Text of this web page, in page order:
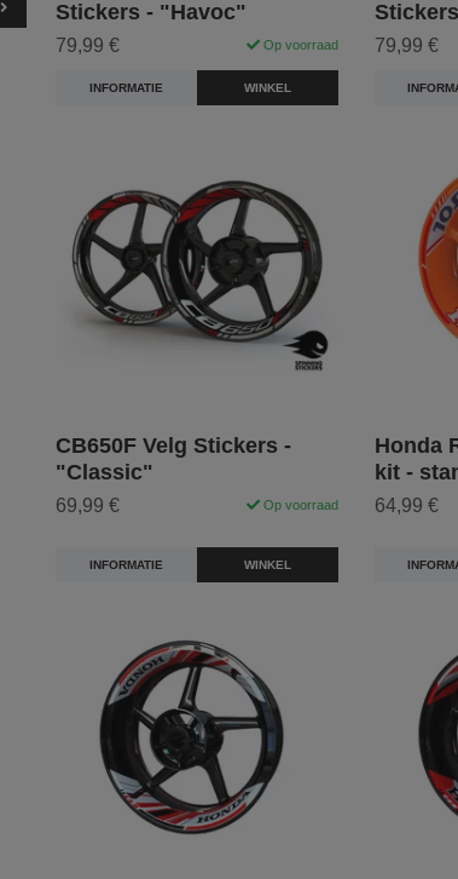
Stickers - "Havoc"
79,99 € Op voorraad
INFORMATIE WINKEL
79,99 €
CB650F Velg Stickers -
"Classic"
69,99 € Op voorraad
INFORMATIE WINKEL
Honda
kit -
64,99 €